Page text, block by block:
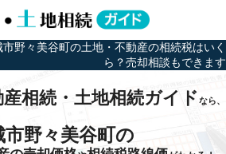
市野々美谷町の土地・不動産の相続税はいく
ら？売却相談もできます
産相続・土地相続ガイドなら、
市野々美谷町の